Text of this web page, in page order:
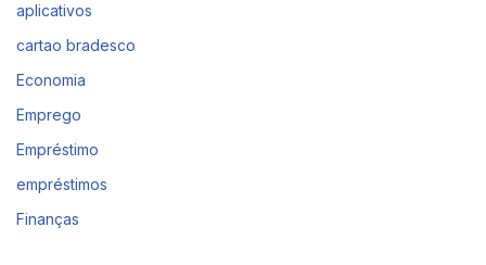
aplicativos
cartao bradesco
Economia
Emprego
Empréstimo
empréstimos
Finanças